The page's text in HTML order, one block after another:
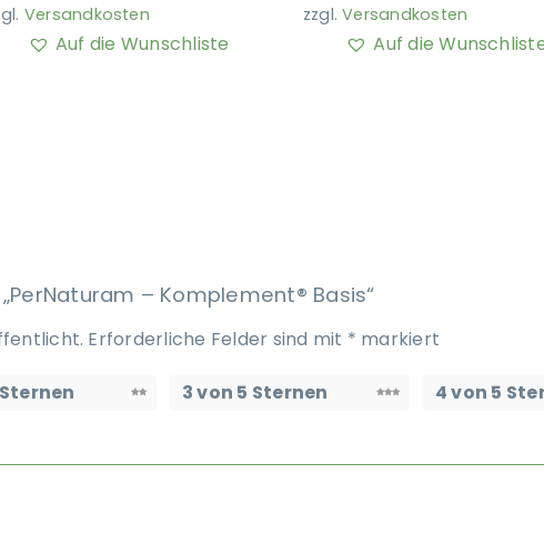
Versandkosten
Auf die Wunschliste
zzgl.Versandkosten
Auf die
– Komplement® Basis“
Erforderliche Felder sind mit * markiert
3 von 5 Sternen 4 von 5